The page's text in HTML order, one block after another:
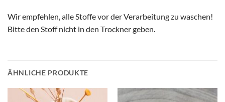
Wir empfehlen, alle Stoffe vor der Verarbeitung zu waschen!
Bitte den Stoff nicht in den Trockner geben.
ÄHNLICHE PRODUKTE